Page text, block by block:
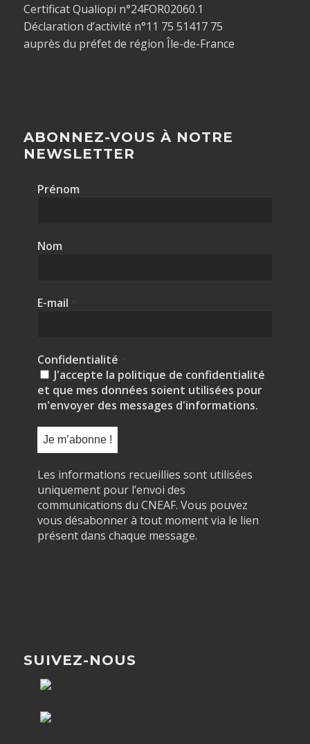
Certificat Qualiopi n°24FOR02060.1
Déclaration d’activité n°11 75 51417 75
auprès du préfet de région Île-de-France
ABONNEZ-VOUS À NOTRE
NEWSLETTER
Prénom
Nom
E-mail
Confidentialité
J'accepte la politique de confidentialité
et que mes données soient utilisées pour
m'envoyer des messages d'informations.
Les informations recueillies sont utilisées
uniquement pour l’envoi des
communications du CNEAF. Vous pouvez
vous désabonner à tout moment via le lien
présent dans chaque message.
SUIVEZ-NOUS